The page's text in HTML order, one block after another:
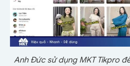
Anh Đức sử dụng MKT Tikpro